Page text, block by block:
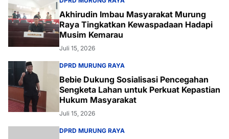
Akhirudin Imbau Masyarakat Murung
Raya Tingkatkan Kewaspadaan Hadapi
Musim Kemarau
Juli 15, 2026
DPRD MURUNG RAYA
Bebie Dukung Sosialisasi Pencegahan
Sengketa Lahan untuk Perkuat Kepastian
Hukum Masyarakat
Juli 15, 2026
DPRD MURUNG RAYA